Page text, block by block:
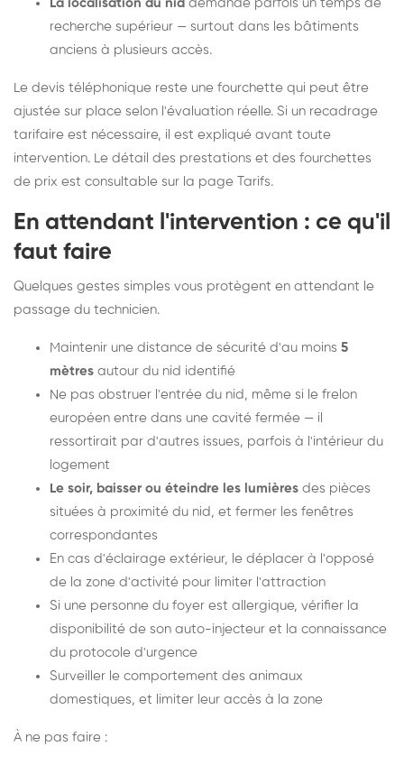
La localisation du nid demande parfois un temps de
recherche supérieur — surtout dans les bâtiments
anciens à plusieurs accès.
Le devis téléphonique reste une fourchette qui peut être
ajustée sur place selon l'évaluation réelle. Si un recadrage
tarifaire est nécessaire, il est expliqué avant toute
intervention. Le détail des prestations et des fourchettes
de prix est consultable sur la page Tarifs.
En attendant l'intervention : ce qu'il
faut faire
Quelques gestes simples vous protègent en attendant le
passage du technicien.
Maintenir une distance de sécurité d'au moins 5
mètres autour du nid identifié
Ne pas obstruer l'entrée du nid, même si le frelon
européen entre dans une cavité fermée — il
ressortirait par d'autres issues, parfois à l'intérieur du
logement
Le soir, baisser ou éteindre les lumières des pièces
situées à proximité du nid, et fermer les fenêtres
correspondantes
En cas d'éclairage extérieur, le déplacer à l'opposé
de la zone d'activité pour limiter l'attraction
Si une personne du foyer est allergique, vérifier la
disponibilité de son auto-injecteur et la connaissance
du protocole d'urgence
Surveiller le comportement des animaux
domestiques, et limiter leur accès à la zone
À ne pas faire :